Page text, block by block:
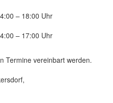
– 18:00 Uhr
– 17:00 Uhr
Termine vereinbart werden.